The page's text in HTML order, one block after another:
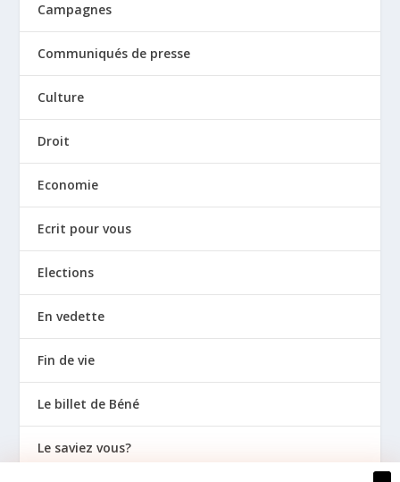
Campagnes
Communiqués de presse
Culture
Droit
Economie
Ecrit pour vous
Elections
En vedette
Fin de vie
Le billet de Béné
Le saviez vous?